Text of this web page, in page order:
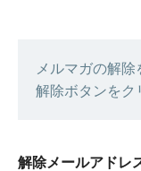
メルマガの解除
解除ボタンをク
解除メールアドレ